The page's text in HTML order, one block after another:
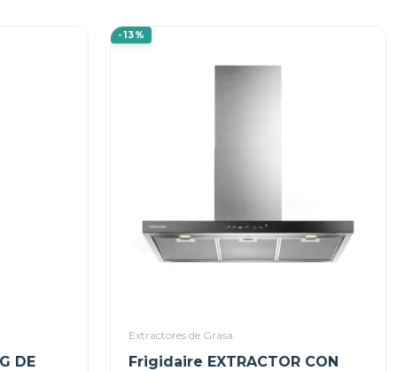
DE
-13%
Extractores de Grasa
Frigidaire EXTRACTOR CON